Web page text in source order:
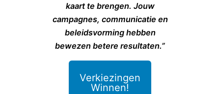
kaart te brengen. Jouw
campagnes, communicatie en
beleidsvorming hebben
bewezen betere resultaten.”
Verkiezingen
Winnen!